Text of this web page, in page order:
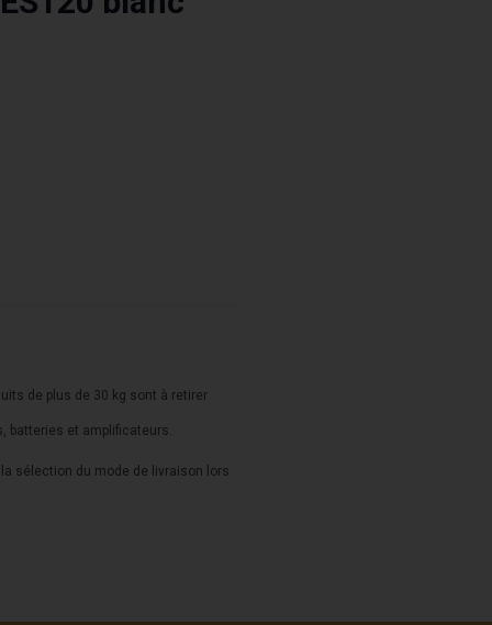
de plus de 30 kg sont à retirer
batteries et amplificateurs.
sélection du mode de livraison lors